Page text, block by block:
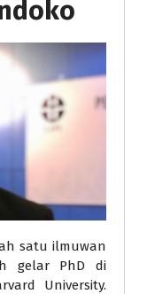
satu ilmuwan
gelar PhD di
University.